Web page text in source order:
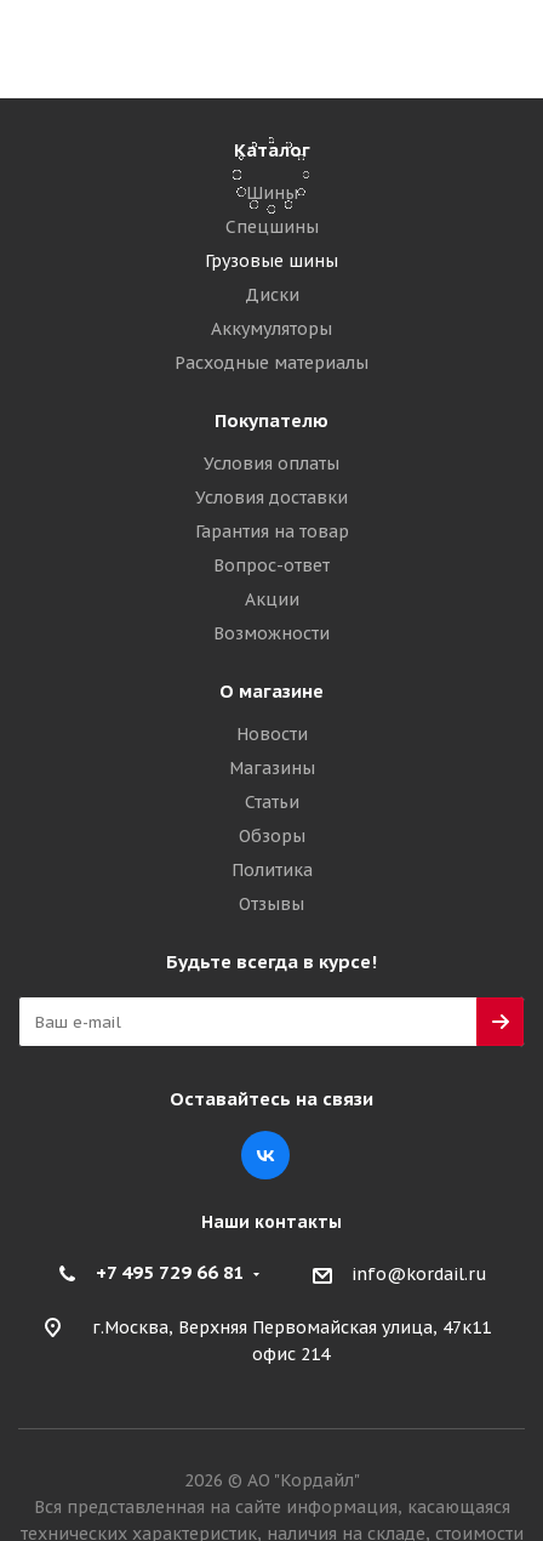
27 300₽
Подробнее
Goodride ND783 315/80 R22.5 156/153K Ведущая
Подробнее
Каталог
Шины
Спецшины
Грузовые шины
Диски
Аккумуляторы
Расходные материалы
Покупателю
Условия оплаты
Условия доставки
Гарантия на товар
Вопрос-ответ
Акции
Возможности
О магазине
Новости
Магазины
Статьи
Обзоры
Политика
Отзывы
Будьте всегда в курсе!
Оставайтесь на связи
Наши контакты
+7 495 729 66 81 info@kordail.ru
г.Москва, Верхняя Первомайская улица, 47к11
офис 214
2026 © АО "Кордайл"
Вся представленная на сайте информация, касающаяся
технических характеристик, наличия на складе, стоимости